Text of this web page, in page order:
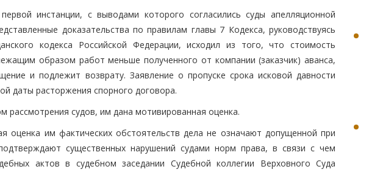
инстанции, с выводами которого согласились суды апелляционной
доказательства по правилам главы 7 Кодекса, руководствуясь
кодекса Российской Федерации, исходил из того, что стоимость
образом работ меньше полученного от компании (заказчик) аванса,
и подлежит возврату. Заявление о пропуске срока исковой давности
даты расторжения спорного договора.
судов, им дана мотивированная оценка.
оценка им фактических обстоятельств дела не означают допущенной при
существенных нарушений судами норм права, в связи с чем
актов в судебном заседании Судебной коллегии Верховного Суда